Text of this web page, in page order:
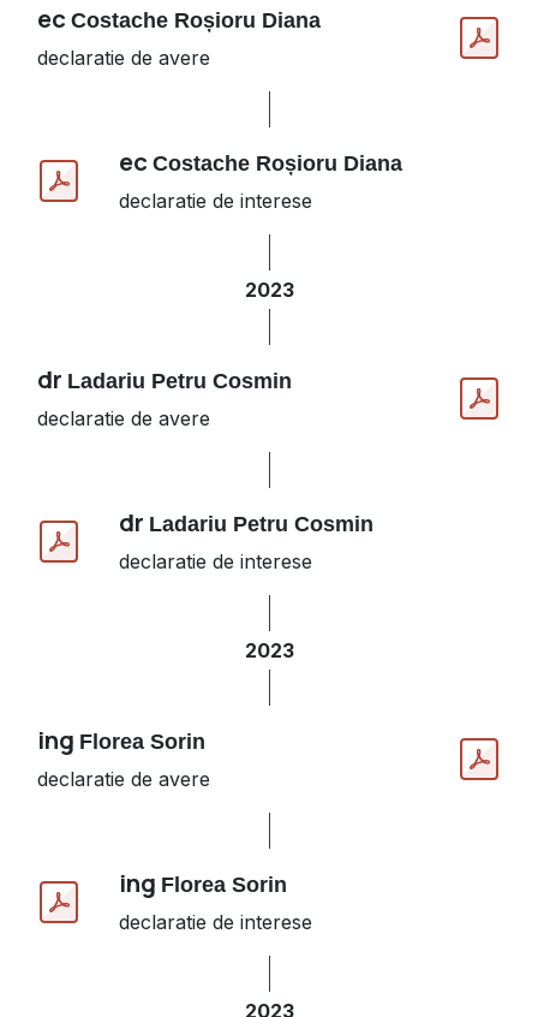
ec Costache Roșioru Diana
declaratie de avere
ec Costache Roșioru Diana
declaratie de interese
2023
dr Ladariu Petru Cosmin
declaratie de avere
dr Ladariu Petru Cosmin
declaratie de interese
2023
ing Florea Sorin
declaratie de avere
ing Florea Sorin
declaratie de interese
2023